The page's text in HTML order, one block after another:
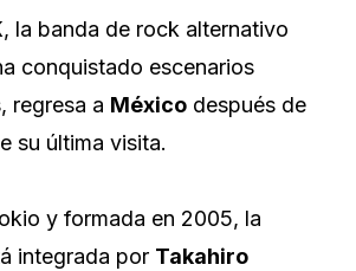
, la banda de rock alternativo
conquistado escenarios
regresa a México después de
su última visita.
y formada en 2005, la
integrada por Takahiro